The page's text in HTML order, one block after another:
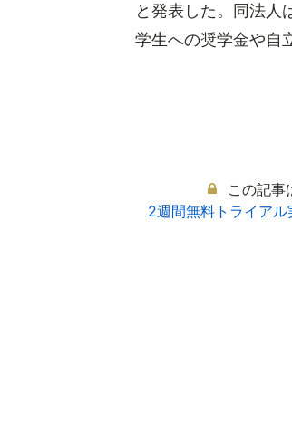
と発表した。同法人
学生への奨学金や自
この記事
2週間無料トライア